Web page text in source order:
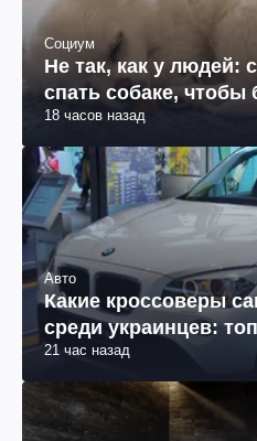
Социум
Не так, как у людей:
спать собаке, чтобы
18 часов назад
Авто
Какие кроссоверы
среди украинцев:
21 час назад